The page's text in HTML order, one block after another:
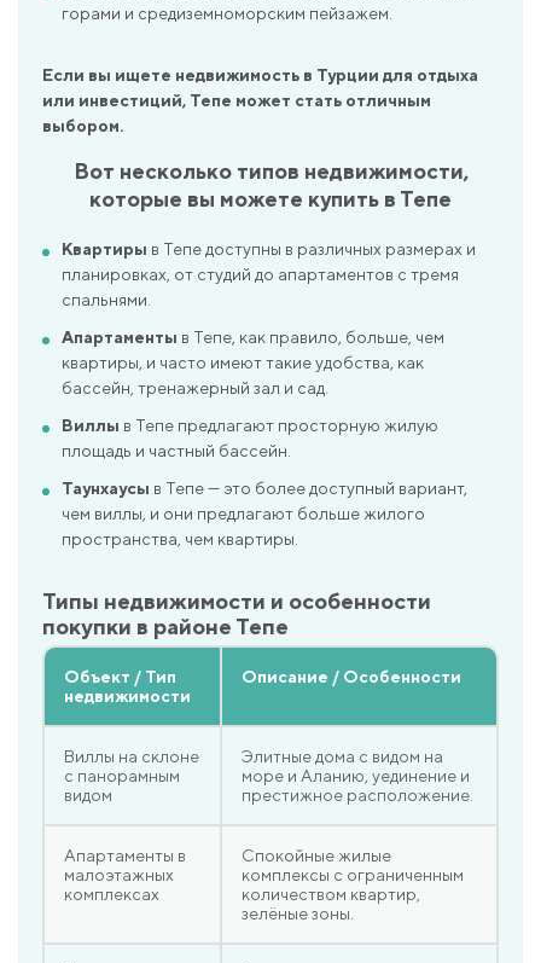
горами и средиземноморским пейзажем.
Если вы ищете недвижимость в Турции для отдыха
или инвестиций, Тепе может стать отличным
выбором.
Вот несколько типов недвижимости,
которые вы можете купить в Тепе
Квартиры в Тепе доступны в различных размерах и
планировках, от студий до апартаментов с тремя
спальнями.
Апартаменты в Тепе, как правило, больше, чем
квартиры, и часто имеют такие удобства, как
бассейн, тренажерный зал и сад.
Виллы в Тепе предлагают просторную жилую
площадь и частный бассейн.
Таунхаусы в Тепе — это более доступный вариант,
чем виллы, и они предлагают больше жилого
пространства, чем квартиры.
Типы недвижимости и особенности
покупки в районе Тепе
Объект / Тип
недвижимости
Описание / Особенности
Виллы на склоне
с панорамным
видом
Элитные дома с видом на
море и Аланию, уединение и
престижное расположение.
Апартаменты в
малоэтажных
комплексах
Спокойные жилые
комплексы с ограниченным
количеством квартир,
зелёные зоны.